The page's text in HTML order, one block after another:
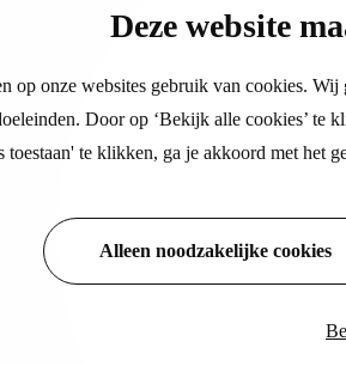
Deze website
op onze websites gebruik van cookies.
Door op ‘Bekijk alle cookies’ te
toestaan' te klikken, ga je akkoord met het
Alleen noodzakelijke cookies